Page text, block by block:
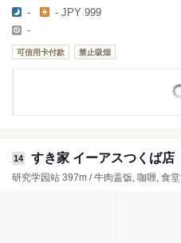
- - JPY 999
-
可信用卡付款 禁止吸烟
14 すき家 イーアスつくば店
研究学园站 397m / 牛肉盖饭, 咖喱, 食堂